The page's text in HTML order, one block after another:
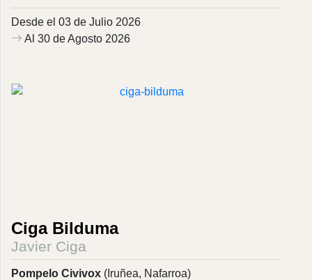
Desde el 03 de Julio 2026
Al 30 de Agosto 2026
Ciga Bilduma
Javier Ciga
Pompelo Civivox (Iruñea, Nafarroa)